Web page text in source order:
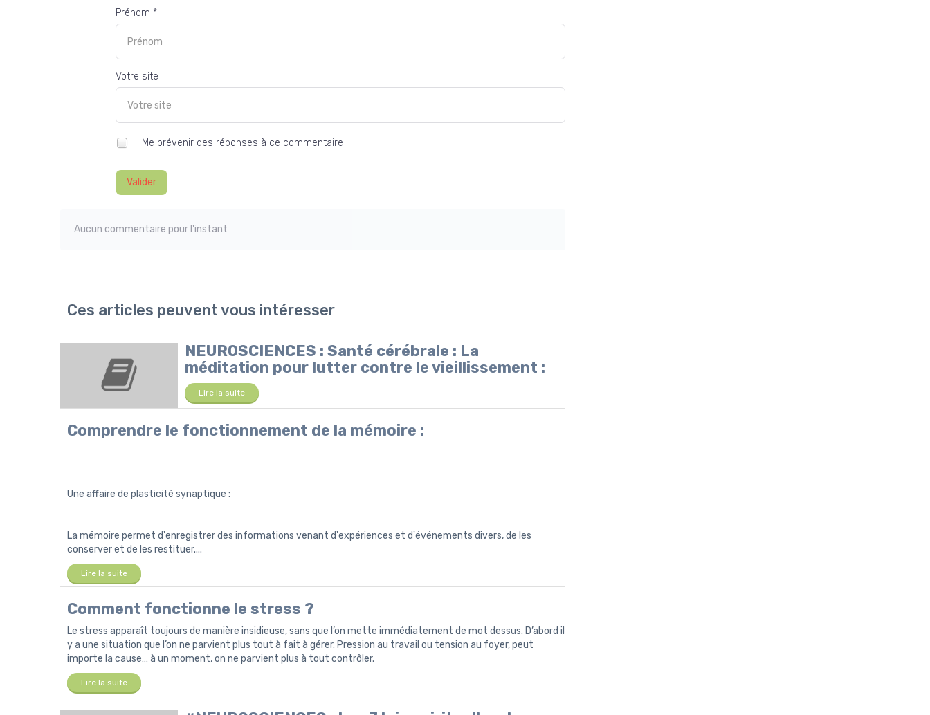
Prénom *
Votre site
Me prévenir des réponses à ce commentaire
Valider
Aucun commentaire pour l'instant
Ces articles peuvent vous intéresser
NEUROSCIENCES : Santé cérébrale : La
méditation pour lutter contre le vieillissement :
Lire la suite
Comprendre le fonctionnement de la mémoire :
Une affaire de plasticité synaptique :
La mémoire permet d'enregistrer des informations venant d'expériences et d'événements divers, de les
conserver et de les restituer....
Lire la suite
Comment fonctionne le stress ?
Le stress apparaît toujours de manière insidieuse, sans que l’on mette immédiatement de mot dessus. D’abord il
y a une situation que l’on ne parvient plus tout à fait à gérer. Pression au travail ou tension au foyer, peut
importe la cause… à un moment, on ne parvient plus à tout contrôler.
Lire la suite